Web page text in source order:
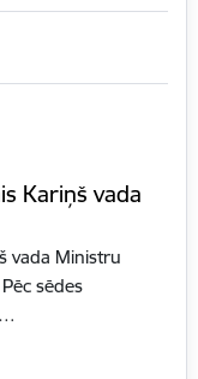
Kariņš vada
vada Ministru
sēdes